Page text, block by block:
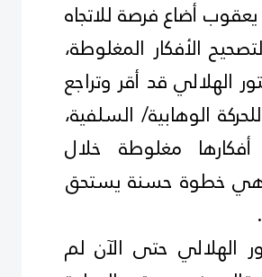
أضاع فرصة للاتجاه
الأفكار المغلوطة،
الهلالي قد أقر وتراجع
الوهابية/ السلفية،
مغلوطة خلال
خطوة حسنة يستحق
.
الهلالي حتى الآن لم